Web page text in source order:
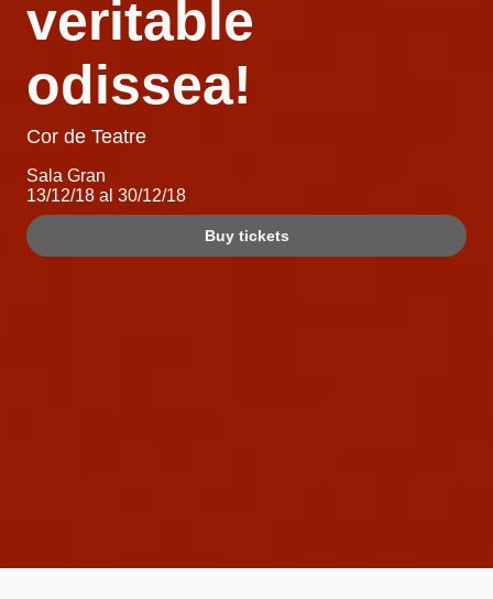
veritable
odissea!
Cor de Teatre
Sala Gran
13/12/18 al 30/12/18
Buy tickets